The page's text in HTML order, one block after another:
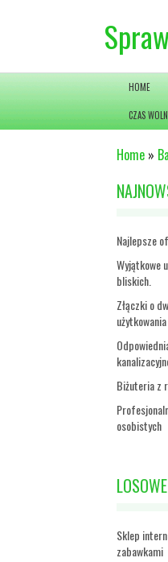
HOME
CZAS
Home »
Najlepsze
Wyjątkowe
bliskich.
Złączki o
użytkowania
Biżuteria z
osobistych
Sklep
zabawkami